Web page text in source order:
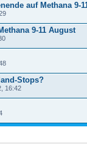
auf Methana 9-
9-11 August
Stops?
16:42